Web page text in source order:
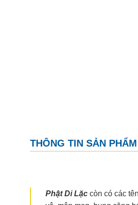
THÔNG TIN SẢN PHẨM
Phật Di Lặc còn có các